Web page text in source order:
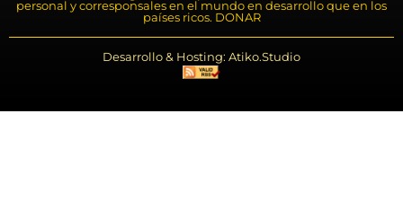
personal y corresponsales en el mundo en desarrollo que en los
países ricos. DONAR
Desarrollo & Hosting: Atiko.Studio